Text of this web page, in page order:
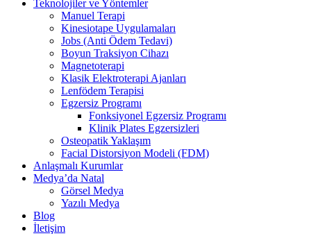
Teknolojiler ve Yöntemler
Manuel Terapi
Kinesiotape Uygulamaları
Jobs (Anti Ödem Tedavi)
Boyun Traksiyon Cihazı
Magnetoterapi
Klasik Elektroterapi Ajanları
Lenfödem Terapisi
Egzersiz Programı
Fonksiyonel Egzersiz Programı
Klinik Plates Egzersizleri
Osteopatik Yaklaşım
Facial Distorsiyon Modeli (FDM)
Anlaşmalı Kurumlar
Medya’da Natal
Görsel Medya
Yazılı Medya
Blog
İletişim